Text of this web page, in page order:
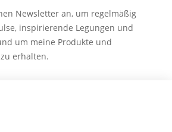
Newsletter an, um regelmäßig
inspirierende Legungen und
um meine Produkte und
erhalten.